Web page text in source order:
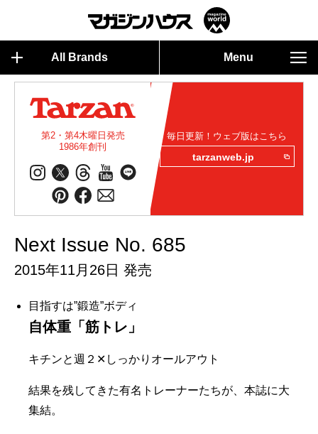
All Brands Menu
第2・第4木曜日発売
1986年創刊
毎日更新！ウェブ版はこちら
tarzanweb.jp
Next Issue No. 685
2015年11月26日 発売
目指すは”鍛造”ボディ
自体重「筋トレ」
キチンと週２✕しっかりオールアウト
結果を残してきた有名トレーナーたちが、本誌に大
集結。